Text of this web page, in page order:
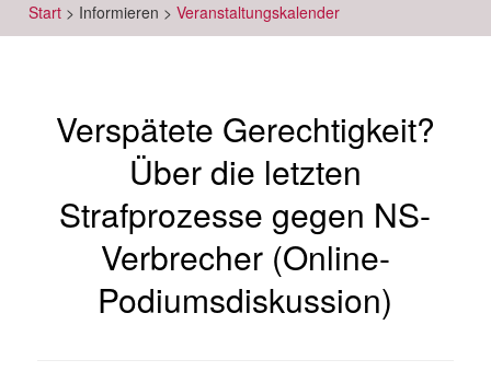
Start > Informieren > Veranstaltungskalender
Verspätete Gerechtigkeit?
Über die letzten
Strafprozesse gegen NS-
Verbrecher (Online-
Podiumsdiskussion)